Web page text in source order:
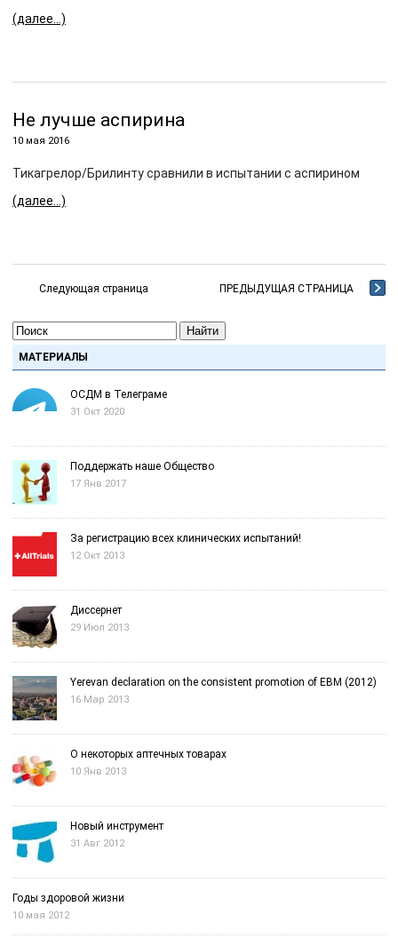
(далее…)
Не лучше аспирина
10 мая 2016
Тикагрелор/Брилинту сравнили в испытании с аспирином
(далее…)
Следующая страница ПРЕДЫДУЩАЯ СТРАНИЦА
Найти
МАТЕРИАЛЫ
ОСДМ в Телеграме
31 Окт 2020
Поддержать наше Общество
17 Янв 2017
За регистрацию всех клинических испытаний!
12 Окт 2013
Диссернет
29 Июл 2013
Yerevan declaration on the consistent promotion of EBM (2012)
16 Мар 2013
О некоторых аптечных товарах
10 Янв 2013
Новый инструмент
31 Авг 2012
Годы здоровой жизни
10 мая 2012